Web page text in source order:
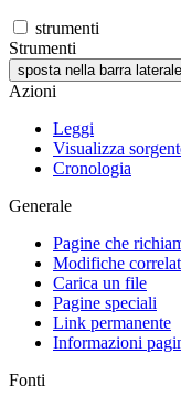
strumenti
Strumenti
sposta nella barra laterale
Azioni
Leggi
Visualizza
Cronologia
Generale
Pagine che
Modifiche
Carica un file
Pagine speciali
Link permanente
Informazioni
Fonti